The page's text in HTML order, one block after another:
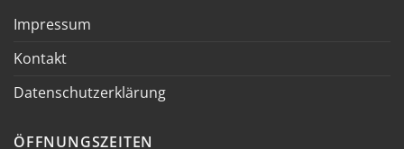
Impressum
Kontakt
Datenschutzerklärung
ÖFFNUNGSZEITEN